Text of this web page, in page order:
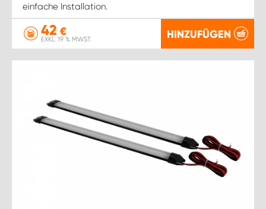
einfache Installation.
42 €
EXKL. 19 % MWST. HINZUFÜGEN